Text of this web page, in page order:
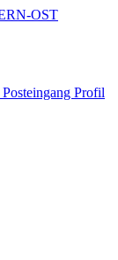
Posteingang Profil